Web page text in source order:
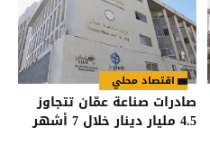
اقتصاد محلي
صادرات صناعة عمّان تتجاوز
4.5 مليار دينار خلال 7 أشهر